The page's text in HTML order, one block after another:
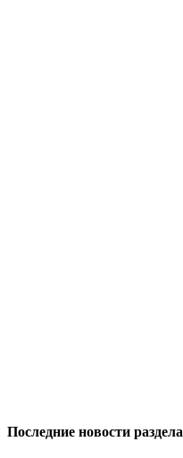
Последние новости раздела